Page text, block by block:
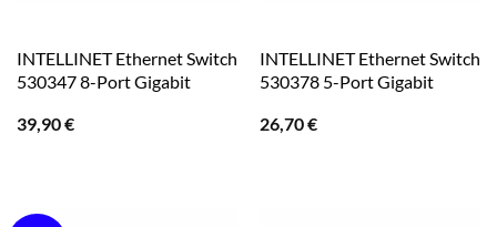
INTELLINET Ethernet Switch
530347 8-Port Gigabit
39,90€
INTELLINET Ethernet Switch
530378 5-Port Gigabit
26,70€